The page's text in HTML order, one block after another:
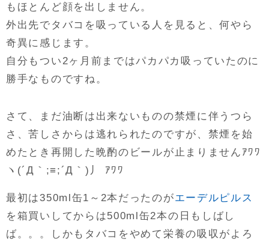
もほとんど顔を出しません。
外出先でタバコを吸っている人を見ると、何やら
奇異に感じます。
自分もつい2ヶ月前まではパカパカ吸っていたのに
勝手なものですね。
さて、まだ油断は出来ないものの禁煙に伴うつら
さ、苦しさからは逃れられたのですが、禁煙を始
めたとき再開した晩酌のビールが止まりませんｱﾜﾜ
ヽ(´Д｀;≡;´Д｀)丿 ｱﾜﾜ
最初は350ml缶1～2本だったのがエーデルピルス
を箱買いしてからは500ml缶2本の日もしばし
ば。。。しかもタバコをやめて栄養の吸収がよろ